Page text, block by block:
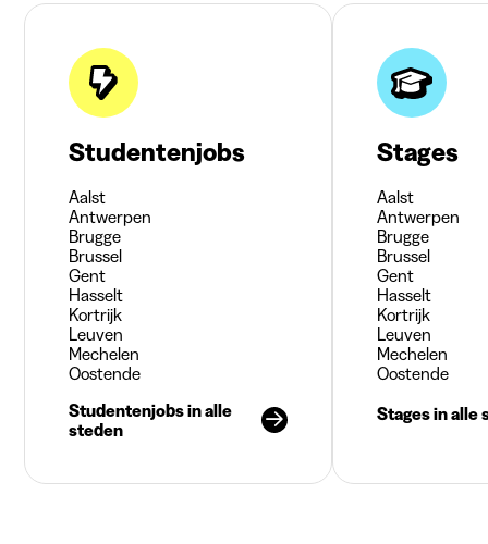
Studentenjobs
Aalst
Antwerpen
Brugge
Brussel
Gent
Hasselt
Kortrijk
Leuven
Mechelen
Oostende
Studentenjobs in alle
steden
Stages
Aalst
Antwerpen
Brugge
Brussel
Gent
Hasselt
Kortrijk
Leuven
Mechelen
Oostende
Stages in alle